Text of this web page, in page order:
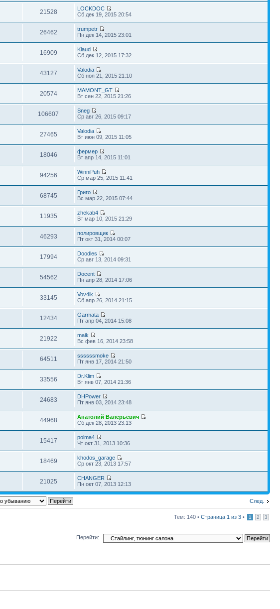
21528
LOCKDOC
Сб дек 19, 2015 20:54
26462
trumpetr
Пн дек 14, 2015 23:01
16909
Klaud
Сб дек 12, 2015 17:32
43127
Valodia
Сб ноя 21, 2015 21:10
20574
MAMONT_GT
Вт сен 22, 2015 21:26
106607
Sneg
Ср авг 26, 2015 09:17
27465
Valodia
Вт июн 09, 2015 11:05
18046
фермер
Вт апр 14, 2015 11:01
94256
WinniPuh
Ср мар 25, 2015 11:41
68745
Григо
Вс мар 22, 2015 07:44
11935
zhekab4
Вт мар 10, 2015 21:29
46293
полировщик
Пт окт 31, 2014 00:07
17994
Doodles
Ср авг 13, 2014 09:31
54562
Docent
Пн апр 28, 2014 17:06
33145
Vov4ik
Сб апр 26, 2014 21:15
12434
Garmata
Пт апр 04, 2014 15:08
21922
maik
Вс фев 16, 2014 23:58
64511
ssssssmoke
Пт янв 17, 2014 21:50
33556
Dr.Klim
Вт янв 07, 2014 21:36
24683
DHPower
Пт янв 03, 2014 23:48
44968
Анатолий Валерьевич
Сб дек 28, 2013 23:13
15417
polma4
Чт окт 31, 2013 10:36
18469
khodos_garage
Ср окт 23, 2013 17:57
21025
CHANGER
Пн окт 07, 2013 12:13
След.
Тем: 140 • Страница 1 из 3 • 1 2 3
Перейти: